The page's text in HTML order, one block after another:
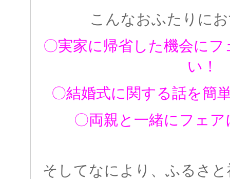
こんなおふたりに
〇実家に帰省した機会に
い！
〇結婚式に関する話を簡
〇両親と一緒にフェ
そしてなにより、ふるさ